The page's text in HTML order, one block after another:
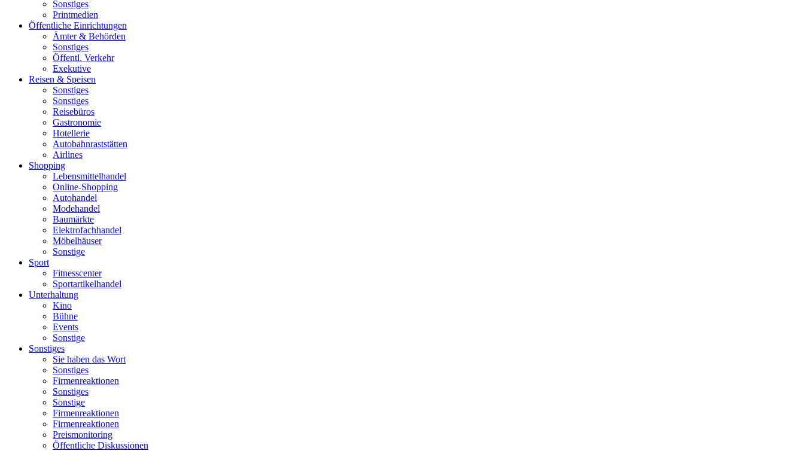
Sonstiges
Printmedien
Öffentliche Einrichtungen
Ämter & Behörden
Sonstiges
Öffentl. Verkehr
Exekutive
Reisen & Speisen
Sonstiges
Sonstiges
Reisebüros
Gastronomie
Hotellerie
Autobahnraststätten
Airlines
Shopping
Lebensmittelhandel
Online-Shopping
Autohandel
Modehandel
Baumärkte
Elektrofachhandel
Möbelhäuser
Sonstige
Sport
Fitnesscenter
Sportartikelhandel
Unterhaltung
Kino
Bühne
Events
Sonstige
Sonstiges
Sie haben das Wort
Sonstiges
Firmenreaktionen
Sonstiges
Sonstige
Firmenreaktionen
Firmenreaktionen
Preismonitoring
Öffentliche Diskussionen